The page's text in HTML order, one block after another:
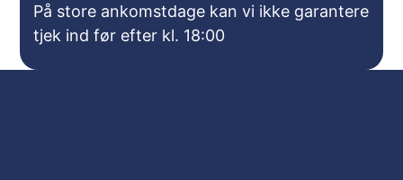
På store ankomstdage kan vi ikke garantere
tjek ind før efter kl. 18:00